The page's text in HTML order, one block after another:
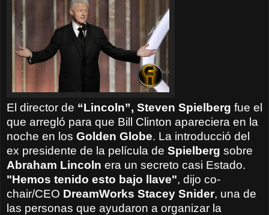
El director de “Lincoln”, Steven Spielberg fue el
que arregló para que Bill Clinton apareciera en la
noche en los Golden Globe. La introducció del
ex presidente de la película de Spielberg sobre
Abraham Lincoln era un secreto casi Estado.
"Hemos tenido esto bajo llave", dijo co-
chair/CEO DreamWorks Stacey Snider, una de
las personas que ayudaron a organizar la